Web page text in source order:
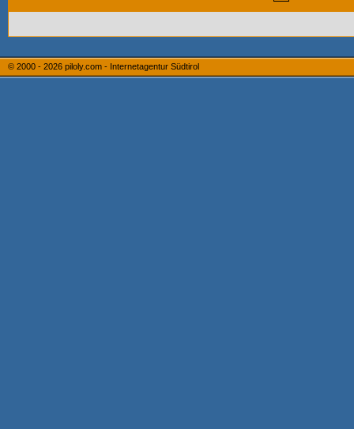
© 2000 - 2026 piloly.com - Internetagentur Südtirol